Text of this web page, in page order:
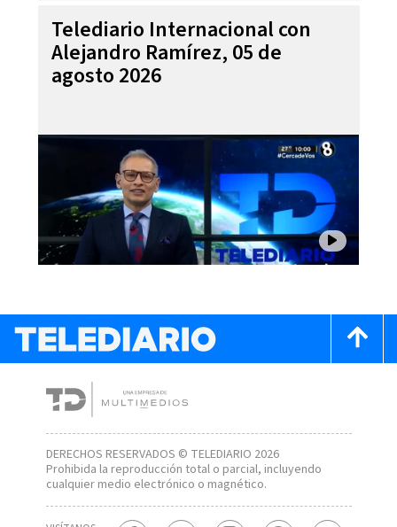
Telediario Internacional con
Alejandro Ramírez, 05 de
agosto 2026
DERECHOS RESERVADOS © TELEDIARIO 2026
Prohibida la reproducción total o parcial, incluyendo
cualquier medio electrónico o magnético.